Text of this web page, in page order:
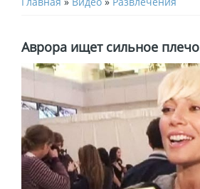
Аврора ищет сильное плечо